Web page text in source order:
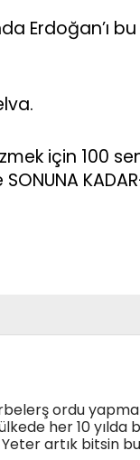
Erdoğan’ı
için 100
ordu
her 10
artık bitsin